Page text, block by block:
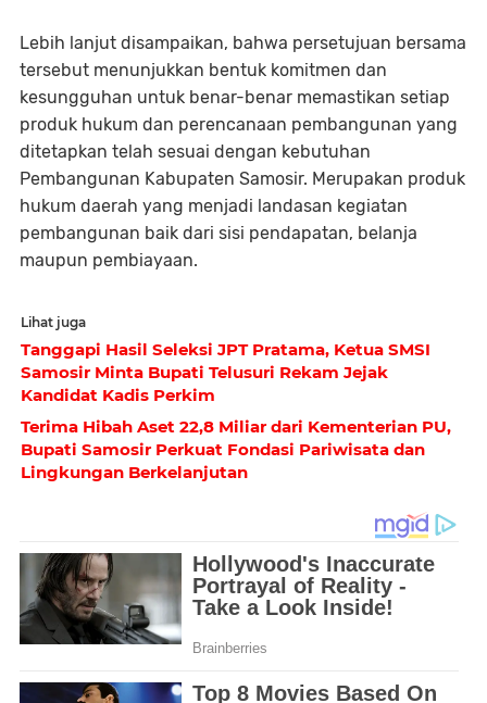
Lebih lanjut disampaikan, bahwa persetujuan bersama
tersebut menunjukkan bentuk komitmen dan
kesungguhan untuk benar-benar memastikan setiap
produk hukum dan perencanaan pembangunan yang
ditetapkan telah sesuai dengan kebutuhan
Pembangunan Kabupaten Samosir. Merupakan produk
hukum daerah yang menjadi landasan kegiatan
pembangunan baik dari sisi pendapatan, belanja
maupun pembiayaan.
Lihat juga
Tanggapi Hasil Seleksi JPT Pratama, Ketua SMSI
Samosir Minta Bupati Telusuri Rekam Jejak
Kandidat Kadis Perkim
Terima Hibah Aset 22,8 Miliar dari Kementerian PU,
Bupati Samosir Perkuat Fondasi Pariwisata dan
Lingkungan Berkelanjutan